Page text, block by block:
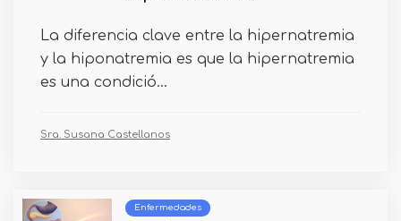
La diferencia clave entre la hipernatremia
y la hiponatremia es que la hipernatremia
es una condició...
Sra. Susana Castellanos
Enfermedades